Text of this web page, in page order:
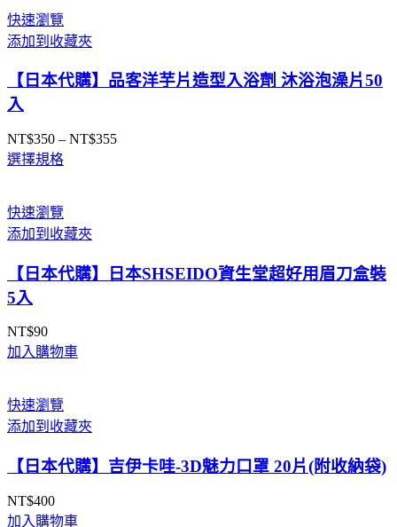
快速瀏覽
添加到收藏夾
【日本代購】品客洋芋片造型入浴劑 沐浴泡澡片50
入
NT$350 – NT$355價
選擇規格
快速瀏覽
添加到收藏夾
【日本代購】日本SHSEIDO資生堂超好用眉刀盒裝
5入
NT$90
加入購物車
快速瀏覽
添加到收藏夾
【日本代購】吉伊卡哇-3D魅力口罩 20片(附收納袋)
NT$400
加入購物車